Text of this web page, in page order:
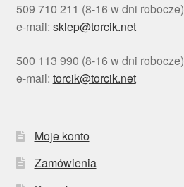
509 710 211 (8-16 w dni robocze)
e-mail: sklep@torcik.net
500 113 990 (8-16 w dni robocze)
e-mail: torcik@torcik.net
Moje konto
Zamówienia